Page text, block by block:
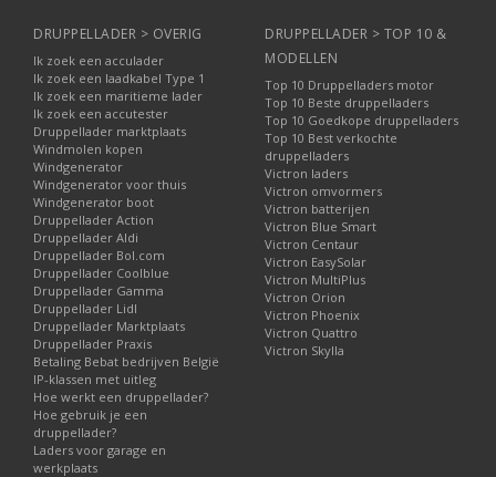
DRUPPELLADER > OVERIG
Ik zoek een acculader
Ik zoek een laadkabel Type 1
Ik zoek een maritieme lader
Ik zoek een accutester
Druppellader marktplaats
Windmolen kopen
Windgenerator
Windgenerator voor thuis
Windgenerator boot
Druppellader Action
Druppellader Aldi
Druppellader Bol.com
Druppellader Coolblue
Druppellader Gamma
Druppellader Lidl
Druppellader Marktplaats
Druppellader Praxis
Betaling Bebat bedrijven België
IP-klassen met uitleg
Hoe werkt een druppellader?
Hoe gebruik je een
druppellader?
Laders voor garage en
werkplaats
DRUPPELLADER > TOP 10 &
MODELLEN
Top 10 Druppelladers motor
Top 10 Beste druppelladers
Top 10 Goedkope druppelladers
Top 10 Best verkochte
druppelladers
Victron laders
Victron omvormers
Victron batterijen
Victron Blue Smart
Victron Centaur
Victron EasySolar
Victron MultiPlus
Victron Orion
Victron Phoenix
Victron Quattro
Victron Skylla